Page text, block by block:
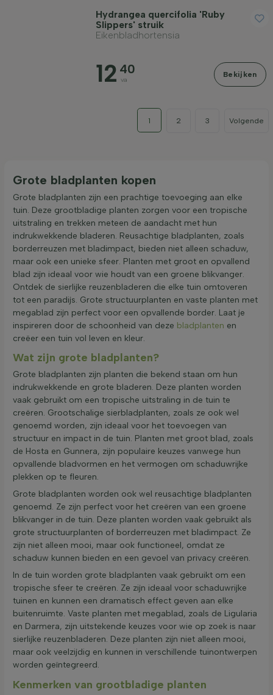
Hydrangea quercifolia 'Ruby
Slippers' struik
Eikenbladhortensia
12 40
va
Bekijken
1 2 3 Volgende
Grote bladplanten kopen
Grote bladplanten zijn een prachtige toevoeging aan elke
tuin. Deze grootbladige planten zorgen voor een tropische
uitstraling en trekken meteen de aandacht met hun
indrukwekkende bladeren. Reusachtige bladplanten, zoals
borderreuzen met bladimpact, bieden niet alleen schaduw,
maar ook een unieke sfeer. Planten met groot en opvallend
blad zijn ideaal voor wie houdt van een groene blikvanger.
Ontdek de sierlijke reuzenbladeren die elke tuin omtoveren
tot een paradijs. Grote structuurplanten en vaste planten met
megablad zijn perfect voor een opvallende border. Laat je
inspireren door de schoonheid van deze bladplanten en
creëer een tuin vol leven en kleur.
Wat zijn grote bladplanten?
Grote bladplanten zijn planten die bekend staan om hun
indrukwekkende en grote bladeren. Deze planten worden
vaak gebruikt om een tropische uitstraling in de tuin te
creëren. Grootschalige sierbladplanten, zoals ze ook wel
genoemd worden, zijn ideaal voor het toevoegen van
structuur en impact in de tuin. Planten met groot blad, zoals
de Hosta en Gunnera, zijn populaire keuzes vanwege hun
opvallende bladvormen en het vermogen om schaduwrijke
plekken op te fleuren.
Grote bladplanten worden ook wel reusachtige bladplanten
genoemd. Ze zijn perfect voor het creëren van een groene
blikvanger in de tuin. Deze planten worden vaak gebruikt als
grote structuurplanten of borderreuzen met bladimpact. Ze
zijn niet alleen mooi, maar ook functioneel, omdat ze
schaduw kunnen bieden en een gevoel van privacy creëren.
In de tuin worden grote bladplanten vaak gebruikt om een
tropische sfeer te creëren. Ze zijn ideaal voor schaduwrijke
tuinen en kunnen een dramatisch effect geven aan elke
buitenruimte. Vaste planten met megablad, zoals de Ligularia
en Darmera, zijn uitstekende keuzes voor wie op zoek is naar
sierlijke reuzenbladeren. Deze planten zijn niet alleen mooi,
maar ook veelzijdig en kunnen in verschillende tuinontwerpen
worden geïntegreerd.
Kenmerken van grootbladige planten